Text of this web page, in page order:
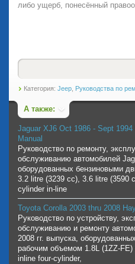
либо ущерб, понесённый
Категория: Jeep Руководства по
А также:
Jaguar XJ6 Oct 1986 - Sept
Manual
Руководство по ремонту,
обслуживанию автомобилей
оборудованных бензиновыми
3.2 litre (3239 cc), 3.6 litre (3590
cylinder in-line
Toyota Corolla 2003 thru 2008
Руководство по устройству,
обслуживанию и ремонту
2008 гг. выпуска,
рабочим объемом 1.8L (1ZZ-
inline four-cylinder,